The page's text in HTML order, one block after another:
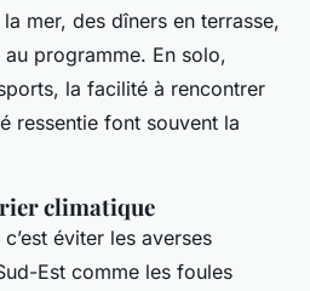
mer, des dîners en terrasse,
programme. En solo,
la facilité à rencontrer
ressentie font souvent la
climatique
éviter les averses
Est comme les foules